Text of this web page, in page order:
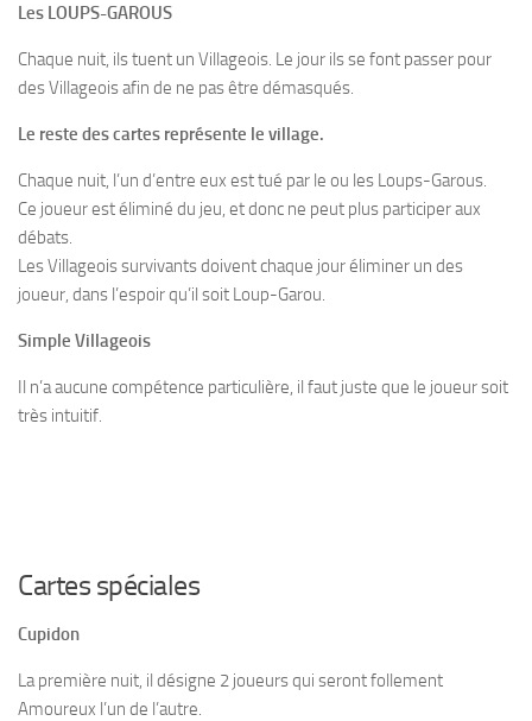
Les LOUPS-GAROUS
Chaque nuit, ils tuent un Villageois. Le jour ils se font passer pour
des Villageois afin de ne pas être démasqués.
Le reste des cartes représente le village.
Chaque nuit, l’un d’entre eux est tué par le ou les Loups-Garous.
Ce joueur est éliminé du jeu, et donc ne peut plus participer aux
débats.
Les Villageois survivants doivent chaque jour éliminer un des
joueur, dans l’espoir qu’il soit Loup-Garou.
Simple Villageois
Il n’a aucune compétence particulière, il faut juste que le joueur soit
très intuitif.
Cartes spéciales
Cupidon
La première nuit, il désigne 2 joueurs qui seront follement
Amoureux l’un de l’autre.